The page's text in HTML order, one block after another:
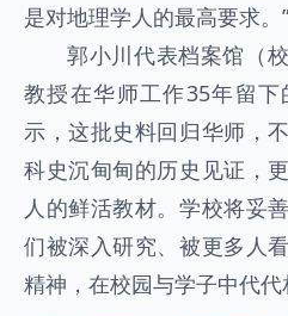
是对地理学人的最高要求。”
郭小川代表档案馆（
教授在华师工作35年留
示，这批史料回归华师，
科史沉甸甸的历史见证，
人的鲜活教材。学校将妥
们被深入研究、被更多人
精神，在校园与学子中代代